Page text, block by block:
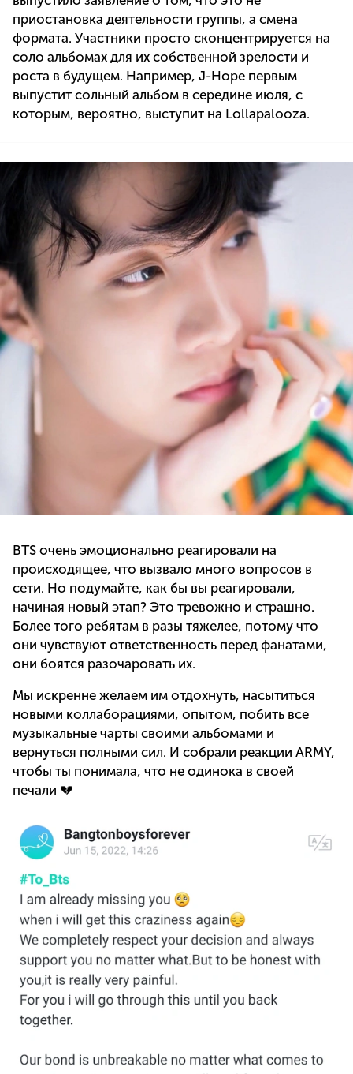
приостановка деятельности группы, а смена
формата. Участники просто сконцентрируется на
соло альбомах для их собственной зрелости и
роста в будущем. Например, J-Hope первым
выпустит сольный альбом в середине июля, с
которым, вероятно, выступит на Lollapalooza.
BTS очень эмоционально реагировали на
происходящее, что вызвало много вопросов в
сети. Но подумайте, как бы вы реагировали,
начиная новый этап? Это тревожно и страшно.
Более того ребятам в разы тяжелее, потому что
они чувствуют ответственность перед фанатами,
они боятся разочаровать их.
Мы искренне желаем им отдохнуть, насытиться
новыми коллаборациями, опытом, побить все
музыкальные чарты своими альбомами и
вернуться полными сил. И собрали реакции ARMY,
чтобы ты понимала, что не одинока в своей
печали 💔